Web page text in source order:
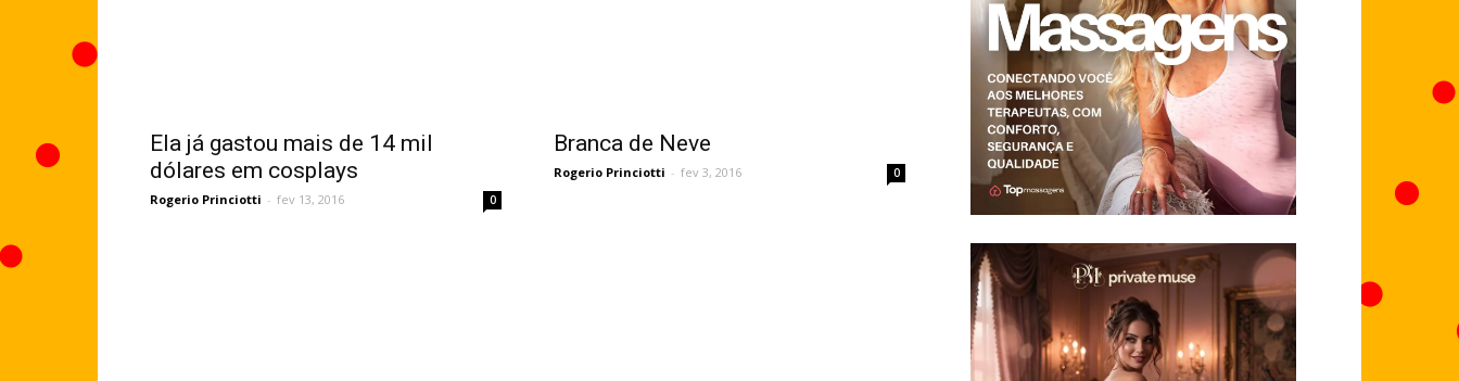
Ela já gastou mais de 14 mil
dólares em cosplays
Rogerio Princiotti - fev 13, 2016 0
Branca de Neve
Rogerio Princiotti - fev 3, 2016 0